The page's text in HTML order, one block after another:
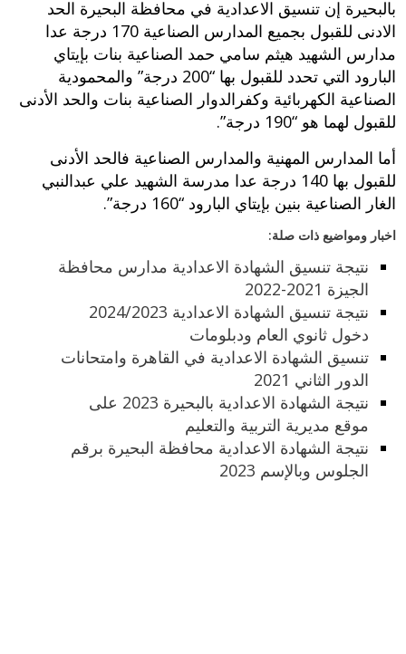
بالبحيرة إن تنسيق الاعدادية في محافظة البحيرة الحد
الادنى للقبول بجميع المدارس الصناعية 170 درجة عدا
مدارس الشهيد هيثم سامي حمد الصناعية بنات بإيتاي
البارود التي تحدد للقبول بها “200 درجة” والمحمودية
الصناعية الكهربائية وكفرالدوار الصناعية بنات والحد الأدنى
للقبول لهما هو “190 درجة”.
أما المدارس المهنية والمدارس الصناعية فالحد الأدنى
للقبول بها 140 درجة عدا مدرسة الشهيد علي عبدالنبي
الغار الصناعية بنين بإيتاي البارود “160 درجة”.
اخبار ومواضيع ذات صلة:
نتيجة تنسيق الشهادة الاعدادية مدارس محافظة
الجيزة 2021-2022
نتيجة تنسيق الشهادة الاعدادية 2024/2023
دخول ثانوي العام ودبلومات
تنسيق الشهادة الاعدادية في القاهرة وامتحانات
الدور الثاني 2021
نتيجة الشهادة الاعدادية بالبحيرة 2023 على
موقع مديرية التربية والتعليم
نتيجة الشهادة الاعدادية محافظة البحيرة برقم
الجلوس وبالإسم 2023